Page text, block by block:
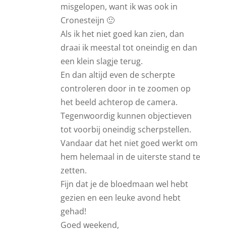
misgelopen, want ik was ook in
Cronesteijn 🙂
Als ik het niet goed kan zien, dan
draai ik meestal tot oneindig en dan
een klein slagje terug.
En dan altijd even de scherpte
controleren door in te zoomen op
het beeld achterop de camera.
Tegenwoordig kunnen objectieven
tot voorbij oneindig scherpstellen.
Vandaar dat het niet goed werkt om
hem helemaal in de uiterste stand te
zetten.
Fijn dat je de bloedmaan wel hebt
gezien en een leuke avond hebt
gehad!
Goed weekend,